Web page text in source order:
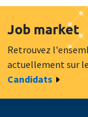
Job market
Retrouvez
actuellement sur
Candidats